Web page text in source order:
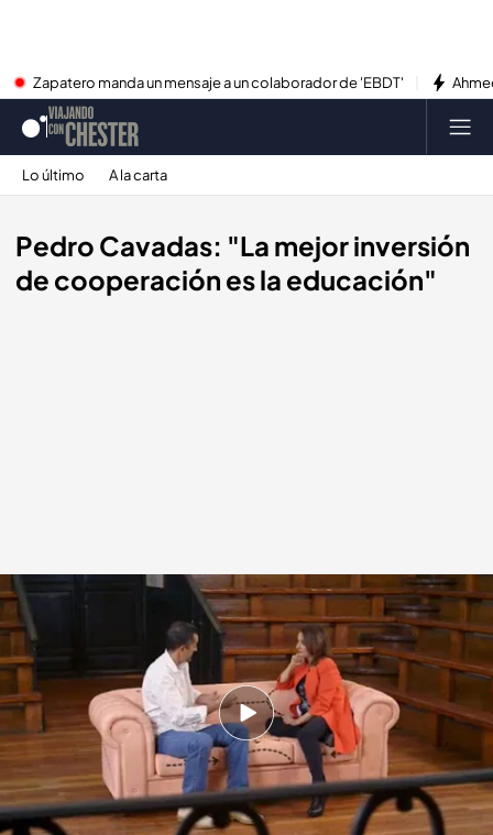
Zapatero manda un mensaje a un colaborador de 'EBDT'
Lo último A la carta
Pedro Cavadas: "La mejor inversión
de cooperación es la educación"
cuatro.com
31 MAY 2015 - 23:30h.
Compartir
"Yo tenía inquietudes humanitarias al ir a África", ha
contado Cavadas de su experiencia en África. El